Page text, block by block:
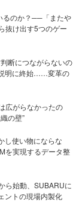
るのか？──「またや
抜け出す5つのゲー
断につながらないの
明に終始……変革の
広がらなかったの
の壁”
し使い物にならな
実現するデータ整
ら始動、SUBARUに
ントの現場内製化